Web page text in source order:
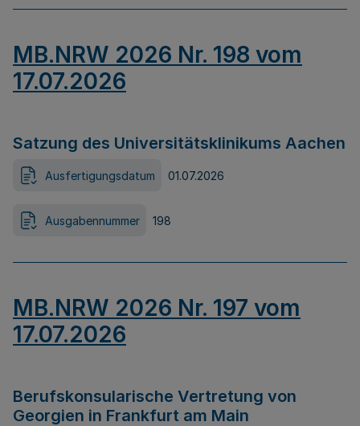
MB.NRW 2026 Nr. 198 vom
17.07.2026
Satzung des Universitätsklinikums Aachen
Ausfertigungsdatum 01.07.2026
Ausgabennummer 198
MB.NRW 2026 Nr. 197 vom
17.07.2026
Berufskonsularische Vertretung von
Georgien in Frankfurt am Main